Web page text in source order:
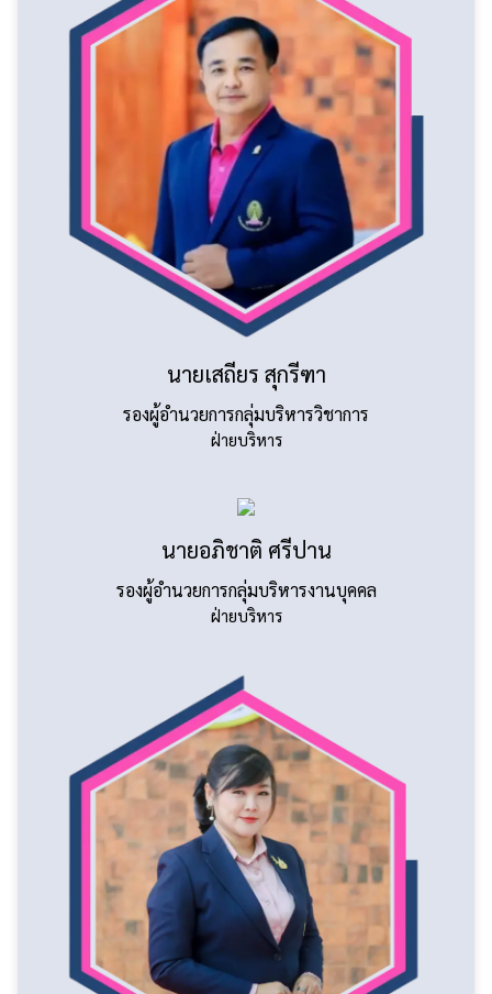
นายเสถียร สุกรีฑา
รองผู้อำนวยการกลุ่มบริหารวิชาการ
ฝ่ายบริหาร
นายอภิชาติ ศรีปาน
รองผู้อำนวยการกลุ่มบริหารงานบุคคล
ฝ่ายบริหาร